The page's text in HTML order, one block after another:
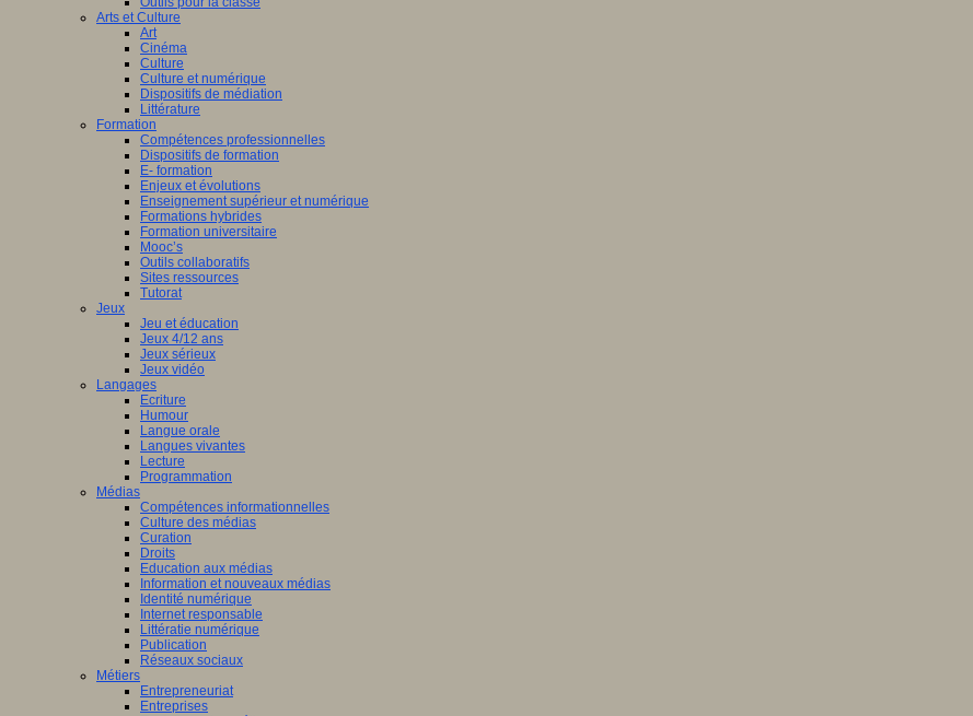
Arts et Culture
Art
Cinéma
Culture
Culture et numérique
Dispositifs de médiation
Littérature
Formation
Compétences professionnelles
Dispositifs de formation
E- formation
Enjeux et évolutions
Enseignement supérieur et numérique
Formations hybrides
Formation universitaire
Mooc’s
Outils collaboratifs
Sites ressources
Tutorat
Jeux
Jeu et éducation
Jeux 4/12 ans
Jeux sérieux
Jeux vidéo
Langages
Ecriture
Humour
Langue orale
Langues vivantes
Lecture
Programmation
Médias
Compétences informationnelles
Culture des médias
Curation
Droits
Education aux médias
Information et nouveaux médias
Identité numérique
Internet responsable
Littératie numérique
Publication
Réseaux sociaux
Métiers
Entrepreneuriat
Entreprises